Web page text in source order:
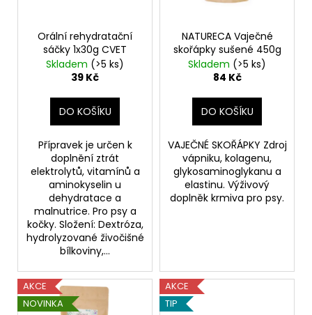
Orální rehydratační
sáčky 1x30g CVET
Skladem (>5 ks)
39 Kč
DO KOŠÍKU
Přípravek je určen k
doplnění ztrát
elektrolytů, vitamínů a
aminokyselin u
dehydratace a
malnutrice. Pro psy a
kočky. Složení: Dextróza,
hydrolyzované živočišné
bílkoviny,...
NATURECA Vaječné
skořápky sušené 450g
Skladem (>5 ks)
84 Kč
DO KOŠÍKU
VAJEČNÉ SKOŘÁPKY Zdroj
vápniku, kolagenu,
glykosaminoglykanu a
elastinu. Výživový
doplněk krmiva pro psy.
AKCE
NOVINKA
AKCE
TIP